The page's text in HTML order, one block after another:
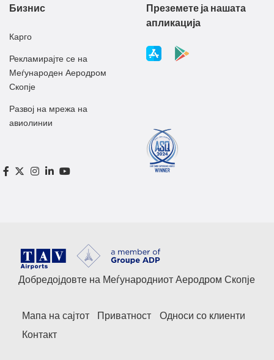
Бизнис
Карго
Рекламирајте се на
Меѓународен Аеродром
Скопје
Развој на мрежа на
авиолинии
Преземете ја нашата
апликација
Добредојдовте на Меѓународниот Аеродром Скопје
Мапа на сајтот Приватност
Односи со клиенти
Контакт